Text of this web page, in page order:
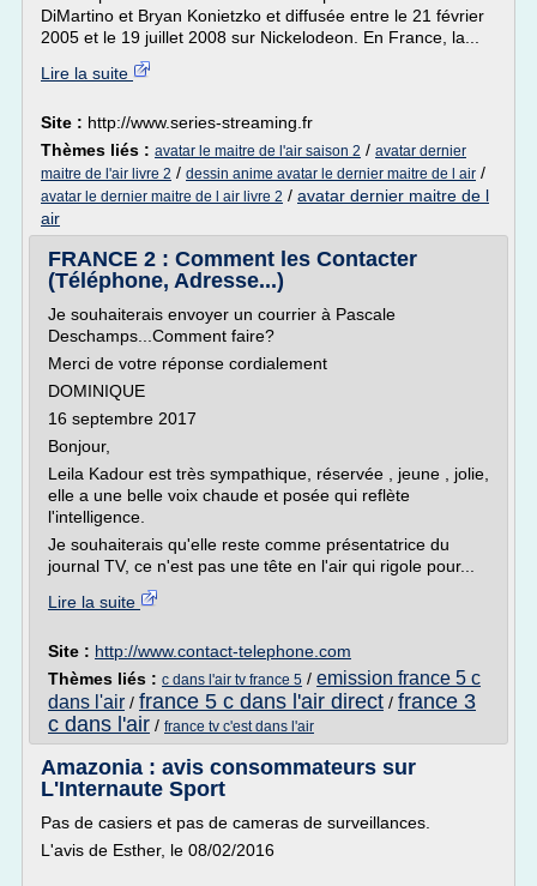
DiMartino et Bryan Konietzko et diffusée entre le 21 février
2005 et le 19 juillet 2008 sur Nickelodeon. En France, la...
Lire la suite
Site : http://www.series-streaming.fr
Thèmes liés : avatar le maitre de l'air saison 2 / avatar dernier
maitre de l'air livre 2 / dessin anime avatar le dernier maitre de l air /
avatar le dernier maitre de l air livre 2 / avatar dernier maitre de l
air
FRANCE 2 : Comment les Contacter
(Téléphone, Adresse...)
Je souhaiterais envoyer un courrier à Pascale
Deschamps...Comment faire?
Merci de votre réponse cordialement
DOMINIQUE
16 septembre 2017
Bonjour,
Leila Kadour est très sympathique, réservée , jeune , jolie,
elle a une belle voix chaude et posée qui reflète
l'intelligence.
Je souhaiterais qu'elle reste comme présentatrice du
journal TV, ce n'est pas une tête en l'air qui rigole pour...
Lire la suite
Site : http://www.contact-telephone.com
Thèmes liés : c dans l'air tv france 5 / emission france 5 c
dans l'air / france 5 c dans l'air direct / france 3
c dans l'air / france tv c'est dans l'air
Amazonia : avis consommateurs sur
L'Internaute Sport
Pas de casiers et pas de cameras de surveillances.
L'avis de Esther, le 08/02/2016